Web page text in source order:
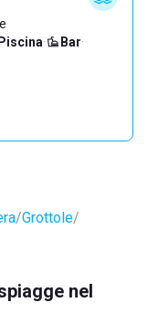
Piscina· Bar·
Grottole
nel